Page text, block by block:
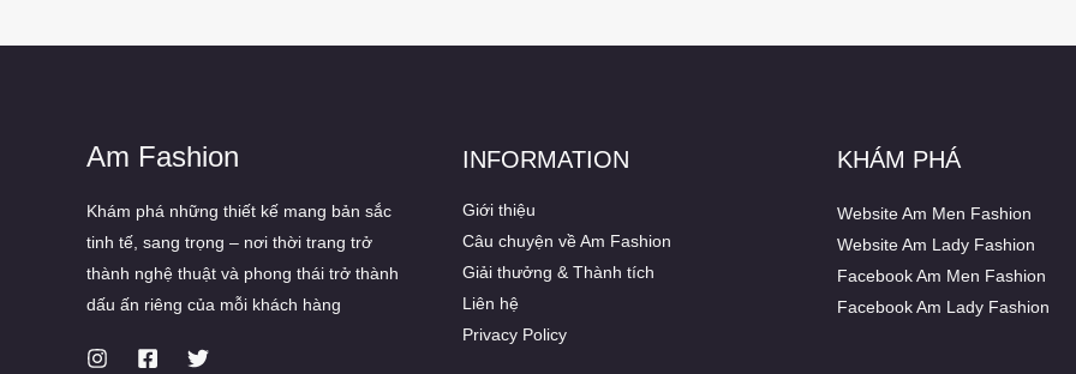
Am Fashion
Khám phá những thiết kế mang bản sắc
tinh tế, sang trọng – nơi thời trang trở
thành nghệ thuật và phong thái trở thành
dấu ấn riêng của mỗi khách hàng
INFORMATION
Giới thiệu
Câu chuyện về Am Fashion
Giải thưởng & Thành tích
Liên hệ
Privacy Policy
KHÁM PHÁ
Website Am Men Fashion
Website Am Lady Fashion
Facebook Am Men Fashion
Facebook Am Lady Fashion